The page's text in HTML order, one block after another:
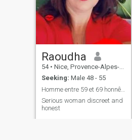
Raoudha
54 • Nice, Provence-Alpes-Côte d'Azur, France
Seeking: Male 48 - 55
Homme entre 59 et 69 honnête et sincère
Serious woman discreet and
honest